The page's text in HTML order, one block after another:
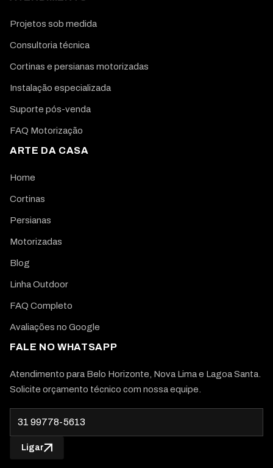
Projetos sob medida
Consultoria técnica
Cortinas e persianas motorizadas
Instalação especializada
Suporte pós-venda
FAQ Motorização
ARTE DA CASA
Home
Cortinas
Persianas
Motorizadas
Blog
Linha Outdoor
FAQ Completo
Avaliações no Google
FALE NO WHATSAPP
Atendimento para Belo Horizonte, Nova Lima e Lagoa Santa.
Solicite orçamento técnico com nossa equipe.
Ligar